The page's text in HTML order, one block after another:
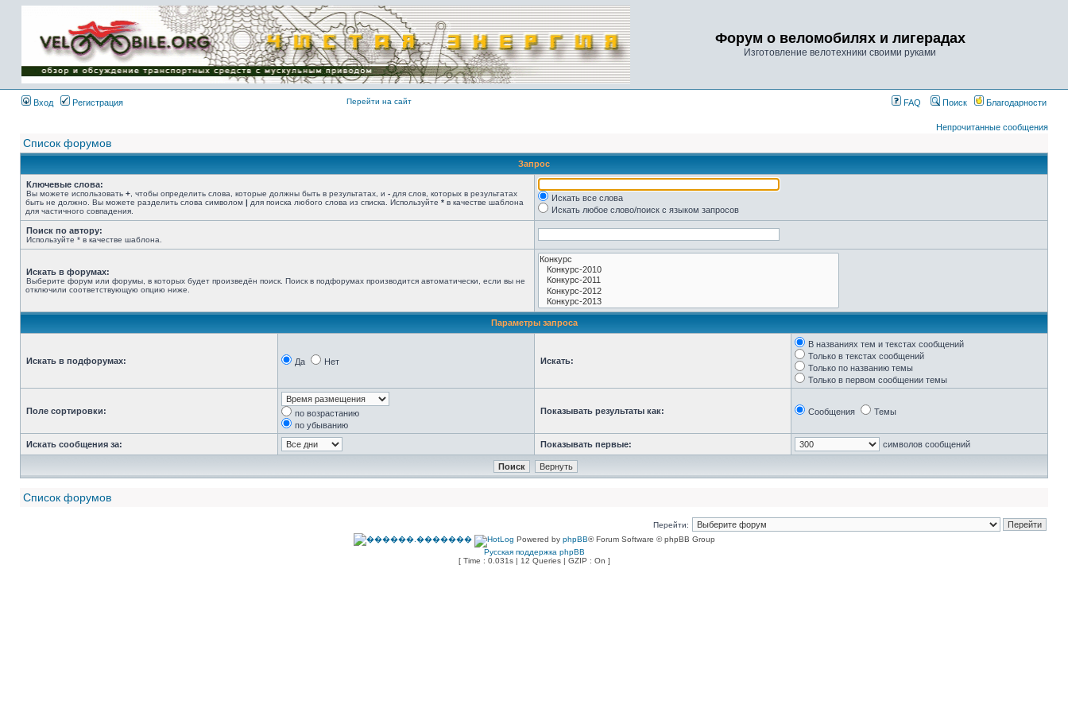
Имя пользователя:
Пароль:
{ LOG_ME_IN_SHORT
}
Форум о веломобилях и лигерадах
Изготовление велотехники своими руками
Вход Регистрация Перейти на сайт FAQ Поиск Благодарности
Непрочитанные сообщения
Список форумов
Запрос
Ключевые слова:
Вы можете использовать + , чтобы определить слова, которые должны быть в результатах, и - для слов, которых в результатах
быть не должно. Вы можете разделить слова символом | для поиска любого слова из списка. Используйте * в качестве шаблона
для частичного совпадения.
Искать все слова
Искать любое слово/поиск с языком запросов
Поиск по автору:
Используйте * в качестве шаблона.
Искать в форумах:
Выберите форум или форумы, в которых будет произведён поиск. Поиск в подфорумах производится автоматически, если вы не
отключили соответствующую опцию ниже.
Параметры запроса
Искать в подфорумах: Да Нет Искать:
В названиях тем и текстах сообщений
Только в текстах сообщений
Только по названию темы
Только в первом сообщении темы
Поле сортировки:
по возрастанию
по убыванию
Показывать результаты как: Сообщения Темы
Искать сообщения за: Показывать первые: символов сообщений
Список форумов
Перейти:
Powered by phpBB® Forum Software © phpBB Group
Русская поддержка phpBB
[ Time : 0.031s | 12 Queries | GZIP : On ]